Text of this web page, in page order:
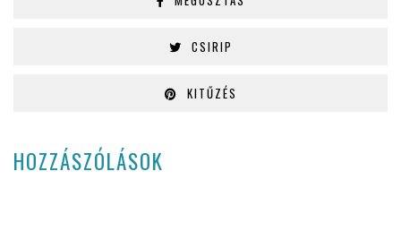
CSIRIP
KITŰZÉS
HOZZÁSZÓLÁSOK